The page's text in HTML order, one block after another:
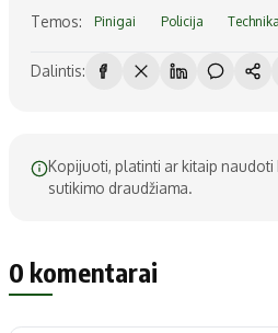
Temos: Pinigai Policija Technika
Dalintis:
Kopijuoti, platinti ar kitaip naudoti
sutikimo draudžiama.
0 komentarai